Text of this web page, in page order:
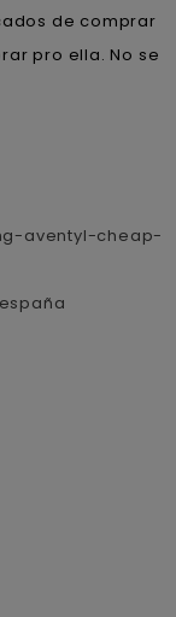
de comprar
pro ella. No se
aventyl-cheap-